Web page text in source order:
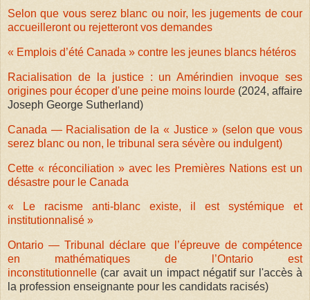
Selon que vous serez blanc ou noir, les jugements de cour
accueilleront ou rejetteront vos demandes
« Emplois d’été Canada » contre les jeunes blancs hétéros
Racialisation de la justice : un Amérindien invoque ses
origines pour écoper d'une peine moins lourde (2024, affaire
Joseph George Sutherland)
Canada — Racialisation de la « Justice » (selon que vous
serez blanc ou non, le tribunal sera sévère ou indulgent)
Cette « réconciliation » avec les Premières Nations est un
désastre pour le Canada
« Le racisme anti-blanc existe, il est systémique et
institutionnalisé »
Ontario — Tribunal déclare que l’épreuve de compétence
en mathématiques de l’Ontario est
inconstitutionnelle (car avait un impact négatif sur l'accès à
la profession enseignante pour les candidats racisés)